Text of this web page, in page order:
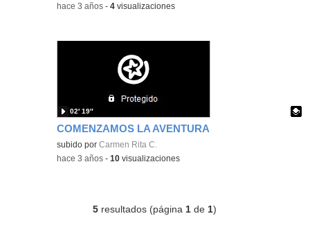
-hace 3 años -4 visualizaciones
COMENZAMOS LA AVENTURA
Contenido educativo.
subido porCarmen Rita C.
02′ 19″
-hace 3 años -10 visualizaciones
5 resultados (página 1 de 1)